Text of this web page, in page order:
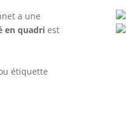
a une
en quadri est
étiquette